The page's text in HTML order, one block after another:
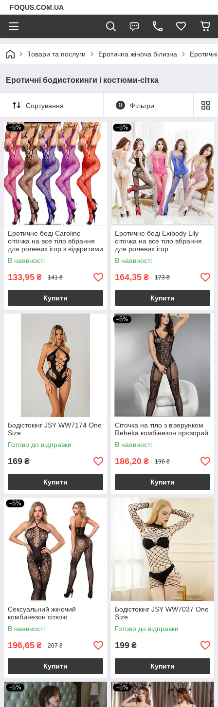
FOQUS.COM.UA
Товари та послуги Еротична жіноча білизна
Еротичні бодистокинги і костюми-сітка
Сортування 0 Фільтри
–5%
Еротичне боді Caroline
сіточка на все тіло вбрання
для ролевих ігор з відкритими
грудьми
В наявності
133,95 ₴ 141 ₴
Купити
–5%
Еротичне боді Exibody Lily
сіточка на все тіло вбрання
для ролевих ігор
В наявності
164,35 ₴ 173 ₴
Купити
Бодістокінг JSY WW7174 One
Size
Готово до відправки
169 ₴
Купити
–5%
Сіточка на тіло з візерунком
Rebeka комбінезон прозорий
В наявності
186,20 ₴ 196 ₴
Купити
–5%
Сексуальний жіночий
комбинезон сіткою
В наявності
196,65 ₴ 207 ₴
Купити
Бодістокінг JSY WW7037 One
Size
Готово до відправки
199 ₴
Купити
–5% –5%